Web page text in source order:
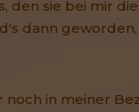
den sie bei mir
dann
in meiner